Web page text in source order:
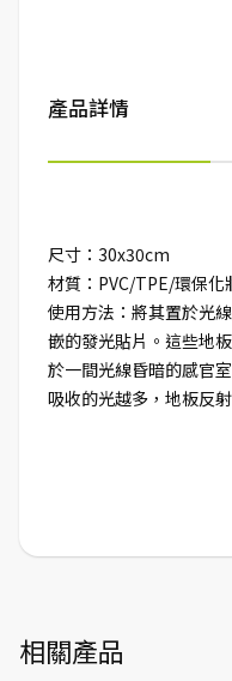
產品詳情
尺寸：30x30cm
材質：PVC/TPE/環保化
使用方法：將其置於光
嵌的發光貼片。這些地
於一間光線昏暗的感官
吸收的光越多，地板反
相關產品